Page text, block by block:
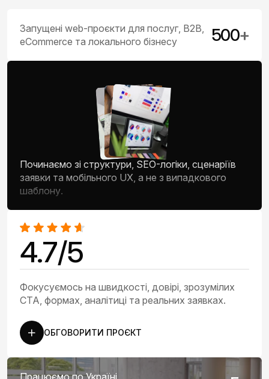
Запущені web-проєкти для послуг, B2B,
eCommerce та локального бізнесу
500+
Починаємо зі структури, SEO-логіки, сценаріїв
заявки та мобільного UX, а не з випадкового
шаблону.
4.7/5
Фокусуємось на швидкості, довірі, зрозумілих
CTA, формах, аналітиці та реальних заявках.
ОБГОВОРИТИ ПРОЄКТ
Працюємо по Україні